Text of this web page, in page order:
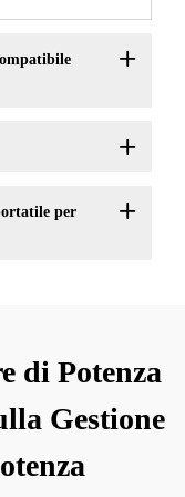
per
di Potenza
Gestione